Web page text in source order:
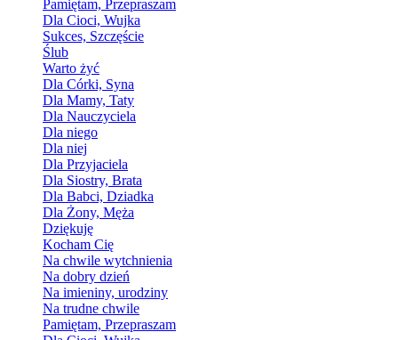
Pamiętam, Przepraszam
Dla Cioci, Wujka
Sukces, Szczęście
Ślub
Warto żyć
Dla Córki, Syna
Dla Mamy, Taty
Dla Nauczyciela
Dla niego
Dla niej
Dla Przyjaciela
Dla Siostry, Brata
Dla Babci, Dziadka
Dla Żony, Męża
Dziękuję
Kocham Cię
Na chwile wytchnienia
Na dobry dzień
Na imieniny, urodziny
Na trudne chwile
Pamiętam, Przepraszam